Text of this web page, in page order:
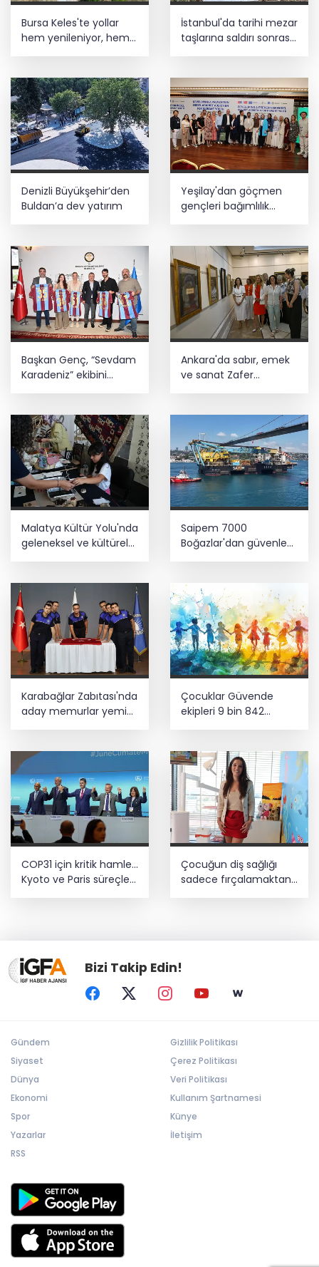
Bursa Büyükşehir Harmancık’ta da
yolları yeniliyor
Esnaf odalarından ortak açıklama
Bursa Keles'te yollar
hem yenileniyor, hem
İstanbul'da tarihi mezar
taşlarına saldırı sonrası
Denizli Büyükşehir’den
Buldan’a dev yatırım
Yeşilay'dan göçmen
gençleri bağımlılık
risklerinden koruyacak
Başkan Genç, “Sevdam
Karadeniz” ekibini
Ankara'da sabır, emek
ve sanat Zafer
Malatya Kültür Yolu'nda
geleneksel ve kültürel
Saipem 7000
Boğazlar'dan güvenle
Karabağlar Zabıtası'nda
aday memurlar yemin
etti
Çocuklar Güvende
ekipleri 9 bin 842
çocuğu spora ve
yönlendirdi
COP31 için kritik hamle...
Kyoto ve Paris süreçleri
Türkiye’de yönetilecek
Çocuğun diş sağlığı
sadece fırçalamaktan
ibaret değil
Bizi Takip Edin!
Gündem
Siyaset
Dünya
Ekonomi
Spor
Yazarlar
RSS
Gizlilik Politikası
Çerez Politikası
Veri Politikası
Kullanım Şartnamesi
Künye
İletişim